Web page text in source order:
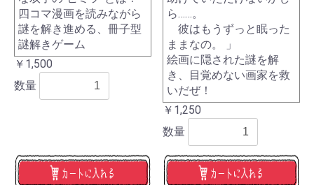
四コマ漫画を読みながら
謎を解き進める、冊子型
謎解きゲーム
￥1,500
数量
ら……。
彼はもうずっと眠った
ままなの。 」
絵画に隠された謎を解
き、目覚めない画家を救
いだぜ！
￥1,250
数量